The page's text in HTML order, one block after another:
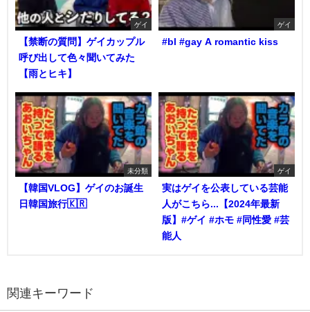
ゲイ
【禁断の質問】ゲイカップル
呼び出して色々聞いてみた
【雨とヒキ】
ゲイ
#bl #gay A romantic kiss
未分類
【韓国VLOG】ゲイのお誕生
日韓国旅行🇰🇷
ゲイ
実はゲイを公表している芸能
人がこちら...【2024年最新
版】#ゲイ #ホモ #同性愛 #芸
能人
関連キーワード